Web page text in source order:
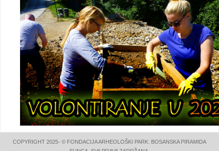
COPYRIGHT 2025- © FONDACIJA ARHEOLOŠKI PARK: BOSANSKA PIRAMIDA